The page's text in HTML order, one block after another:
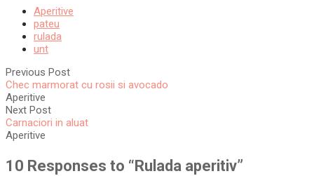
Aperitive
pateu
rulada
unt
Previous Post
Chec marmorat cu rosii si avocado
Aperitive
Next Post
Carnaciori in aluat
Aperitive
10 Responses to “ Rulada aperitiv”